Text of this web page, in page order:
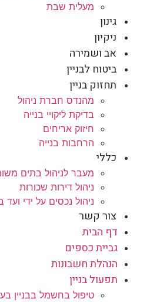
מעלית שבת
גינון
ניקיון
אב ושמירה
ביטוח לבניין
תחזוק בניין
מהנדס חברת ניהול
בדיקת ליקויי בנייה
חיזוק אריחים
הרחבות בנייה
כללי
מעבר לניהול בתים
ניהול דירות שכורות
ניהול נכסים על ידי ועד
צור קשר
דף הבית
גביית כספים
הנהלת חשבונות
תפעול בניין
טיפול בחשמל בבניין